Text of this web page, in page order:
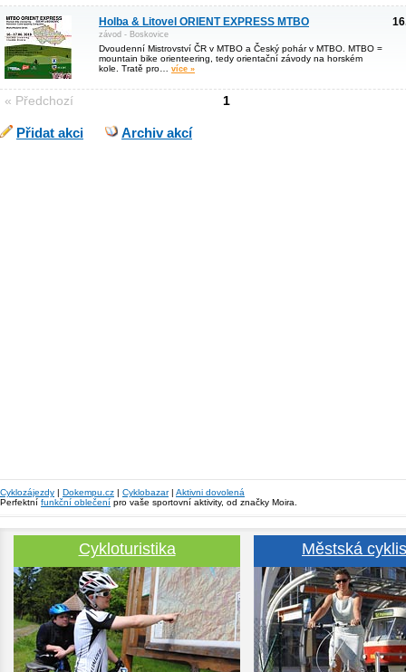
Holba & Litovel ORIENT EXPRESS MTBO
závod - Boskovice
Dvoudenní Mistrovství ČR v MTBO a Český pohár v MTBO. MTBO =
mountain bike orienteering, tedy orientační závody na horském
kole. Tratě pro… více »
« Předchozí 1
Přidat akci Archiv akcí
Cyklozájezdy | Dokempu.cz | Cyklobazar| Aktivni dovolená
Perfektní funkční oblečení pro vaše sportovní aktivity, od značky Moira.
Cykloturistika Městská